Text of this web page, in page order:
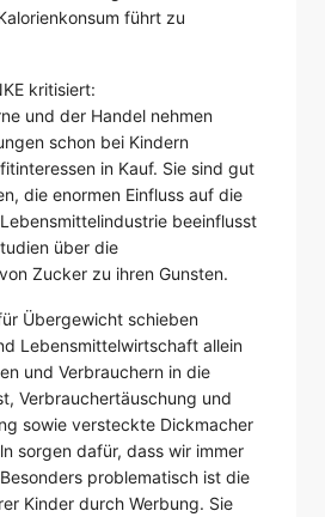
führt zu
kritisiert:
und der Handel nehmen
schon bei Kindern
in Kauf. Sie sind gut
die enormen Einfluss auf die
beeinflusst
über die
Zucker zu ihren Gunsten.
Übergewicht schieben
Lebensmittelwirtschaft allein
und Verbrauchern in die
Verbrauchertäuschung und
sowie versteckte Dickmacher
sorgen dafür, dass wir immer
problematisch ist die
Kinder durch Werbung. Sie